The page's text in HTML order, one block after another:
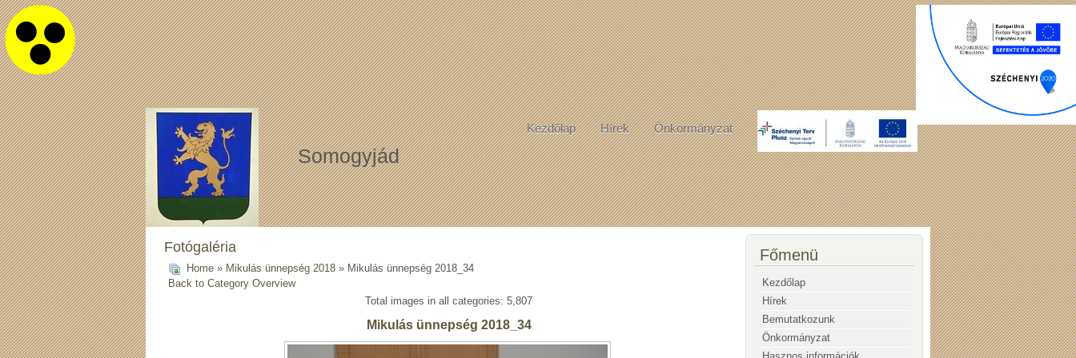
Kezdőlap Hírek Önkormányzat
Somogyjád
Főmenü
Kezdőlap
Hírek
Bemutatkozunk
Önkormányzat
Fotógaléria
Home » Mikulás ünnepség 2018 » Mikulás ünnepség 2018_34
Back to Category Overview
Total images in all categories: 5,807
Mikulás ünnepség 2018_34